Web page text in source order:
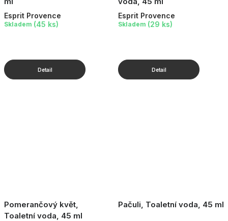
Esprit Provence
Skladem (45 ks)
Esprit Provence
Skladem (29 ks)
Pomerančový květ,
Toaletní voda, 45 ml
Pačuli, Toaletní voda, 45 ml